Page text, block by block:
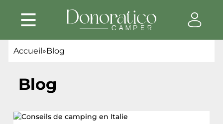
Accueil»Blog
Blog